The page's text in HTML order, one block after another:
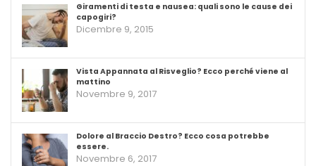
Giramenti di testa e nausea: quali sono le cause dei
capogiri?
Dicembre 9, 2015
Vista Appannata al Risveglio? Ecco perché viene al
mattino
Novembre 9, 2017
Dolore al Braccio Destro? Ecco cosa potrebbe
essere.
Novembre 6, 2017